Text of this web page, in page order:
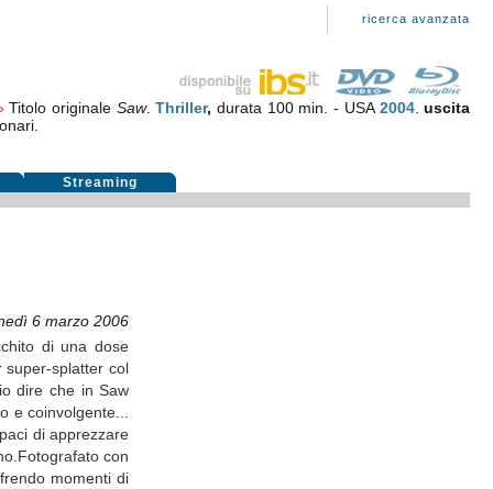
ricerca avanzata
Titolo originale Saw.Thriller,durata 100 min. - USA 2004.uscita
Streaming
6 marzo 2006
di una dose
super-splatter col
dire che in Saw
coinvolgente...
di apprezzare
con
momenti di